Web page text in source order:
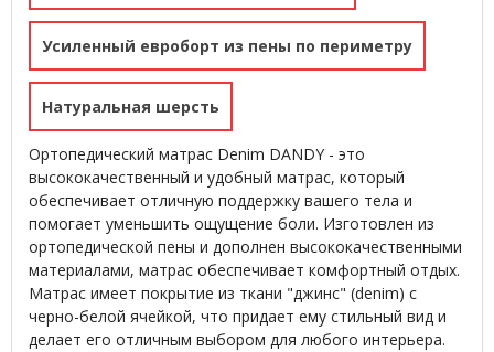
Усиленный евроборт из пены по периметру
Натуральная шерсть
Ортопедический матрас Denim DANDY - это
высококачественный и удобный матрас, который
обеспечивает отличную поддержку вашего тела и
помогает уменьшить ощущение боли. Изготовлен из
ортопедической пены и дополнен высококачественными
материалами, матрас обеспечивает комфортный отдых.
Матрас имеет покрытие из ткани "джинс" (denim) с
черно-белой ячейкой, что придает ему стильный вид и
делает его отличным выбором для любого интерьера.